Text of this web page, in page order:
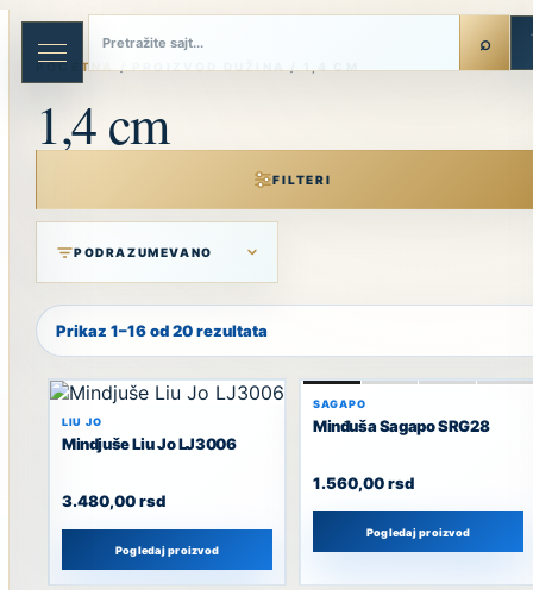
Skip
content
POČETNA
1,4 cm
FILTERI
Prikaz 1–16 od 20 rezultata
LIU JO
Mindjuše Liu Jo LJ3006
3.480,00rsd
Pogledaj proizvod
SAGAPO
Minđuša Sagapo SRG28
1.560,00rsd
Pogledaj proizvod